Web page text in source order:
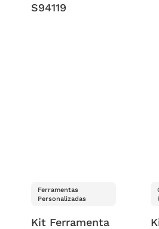
S94119
Ferramentas
Personalizadas
Kit Ferramenta